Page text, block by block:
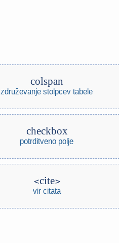
colspan
združevanje stolpcev tabele
checkbox
potrditveno polje
cite
vir citata